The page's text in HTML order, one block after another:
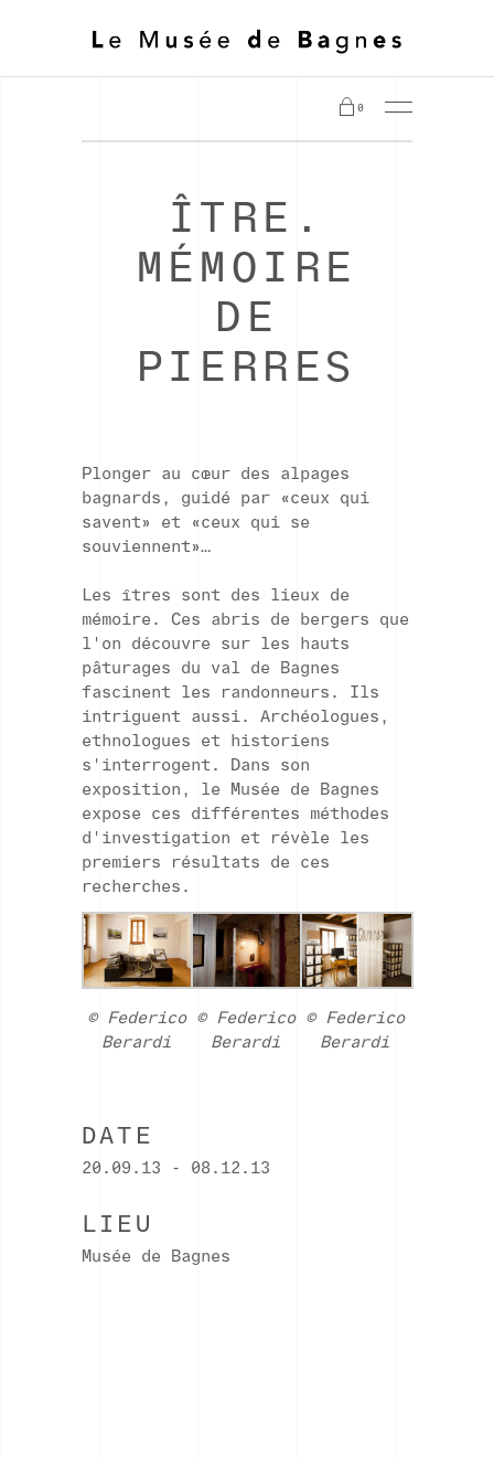
0
ÎTRE.
MÉMOIRE
DE
PIERRES
Plonger au cœur des alpages
bagnards, guidé par «ceux qui
savent» et «ceux qui se
souviennent»…
Les îtres sont des lieux de
mémoire. Ces abris de bergers que
l'on découvre sur les hauts
pâturages du val de Bagnes
fascinent les randonneurs. Ils
intriguent aussi. Archéologues,
ethnologues et historiens
s'interrogent. Dans son
exposition, le Musée de Bagnes
expose ces différentes méthodes
d'investigation et révèle les
premiers résultats de ces
recherches.
© Federico
Berardi
© Federico
Berardi
© Federico
Berardi
DATE
20.09.13 - 08.12.13
LIEU
Musée de Bagnes